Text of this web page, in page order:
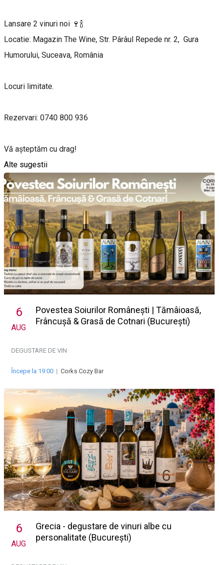
Lansare 2 vinuri noi 🍷🍾
Locatie: Magazin The Wine, Str. Pârâul Repede nr. 2, Gura
Humorului, Suceava, România
Locuri limitate.
Rezervari: 0740 800 936
Vă așteptăm cu drag!
Alte sugestii
6
AUG
Povestea Soiurilor Românești | Tămâioasă,
Frâncușă & Grasă de Cotnari (București)
DEGUSTARE DE VIN
Începe la 19:00 | Corks Cozy Bar
6
AUG
Grecia - degustare de vinuri albe cu
personalitate (București)